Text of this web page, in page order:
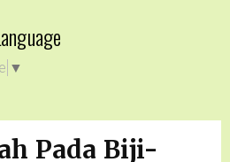
▼
Pada Biji-